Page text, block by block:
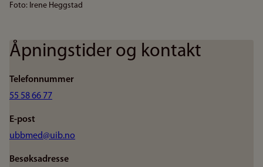
Foto: Irene Heggstad
Åpningstider og kontakt
Telefonnummer
55 58 66 77
E-post
ubbmed@uib.no
Besøksadresse